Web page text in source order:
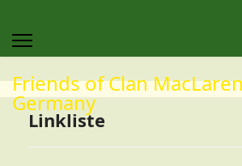
Friends of Clan
Germany
Linkliste